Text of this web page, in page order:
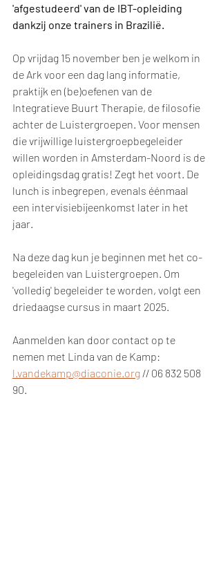
'afgestudeerd' van de IBT-opleiding
dankzij onze trainers in Brazilië.
Op vrijdag 15 november ben je welkom in
de Ark voor een dag lang informatie,
praktijk en (be)oefenen van de
Integratieve Buurt Therapie, de filosofie
achter de Luistergroepen. Voor mensen
die vrijwillige luistergroepbegeleider
willen worden in Amsterdam-Noord is de
opleidingsdag gratis! Zegt het voort. De
lunch is inbegrepen, evenals éénmaal
een intervisiebijeenkomst later in het
jaar.
Na deze dag kun je beginnen met het co-
begeleiden van Luistergroepen. Om
'volledig' begeleider te worden, volgt een
driedaagse cursus in maart 2025.
Aanmelden kan door contact op te
nemen met Linda van de Kamp:
l.vandekamp@diaconie.org // 06 832 508
90.